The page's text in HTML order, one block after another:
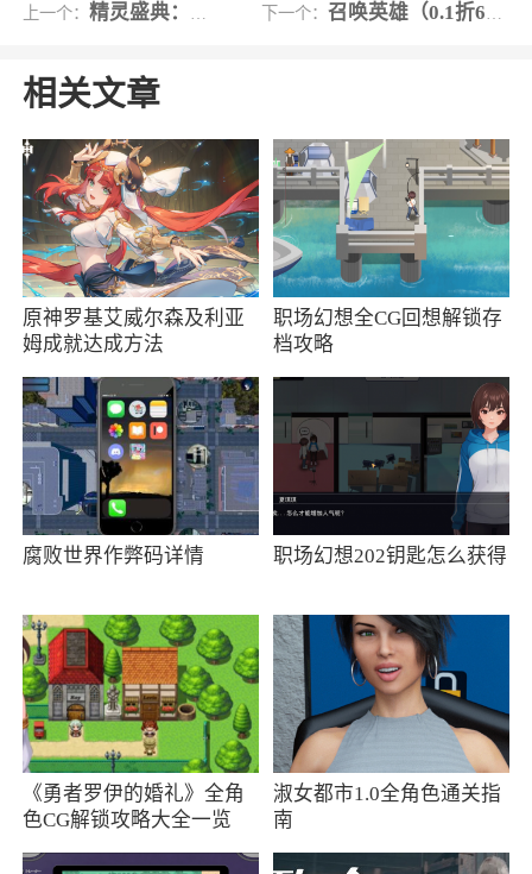
上一个：精灵盛典：黎明（高爆版） 下一个： 召唤英雄（0.1折6480内置免费原版）
相关文章
原神罗基艾威尔森及利亚
姆成就达成方法
职场幻想全CG回想解锁存
档攻略
腐败世界作弊码详情 职场幻想202钥匙怎么获得
《勇者罗伊的婚礼》全角
色CG解锁攻略大全一览
淑女都市1.0全角色通关指
南